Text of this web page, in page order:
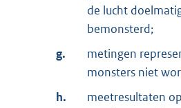
de lucht
bemonsterd;
g.
metingen
monsters niet
h.
meetresultaten